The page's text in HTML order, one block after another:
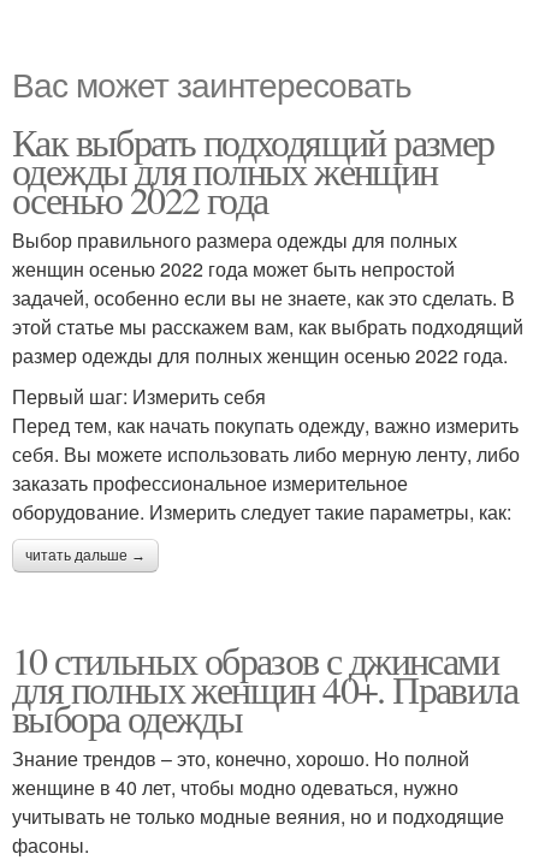
Вас может заинтересовать
Как выбрать подходящий размер
одежды для полных женщин
осенью 2022 года
Выбор правильного размера одежды для полных
женщин осенью 2022 года может быть непростой
задачей, особенно если вы не знаете, как это сделать. В
этой статье мы расскажем вам, как выбрать подходящий
размер одежды для полных женщин осенью 2022 года.
Первый шаг: Измерить себя
Перед тем, как начать покупать одежду, важно измерить
себя. Вы можете использовать либо мерную ленту, либо
заказать профессиональное измерительное
оборудование. Измерить следует такие параметры, как:
читать дальше →
10 стильных образов с джинсами
для полных женщин 40+. Правила
выбора одежды
Знание трендов – это, конечно, хорошо. Но полной
женщине в 40 лет, чтобы модно одеваться, нужно
учитывать не только модные веяния, но и подходящие
фасоны.